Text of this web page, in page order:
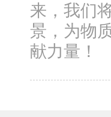
来，我们
景，为物
献力量！